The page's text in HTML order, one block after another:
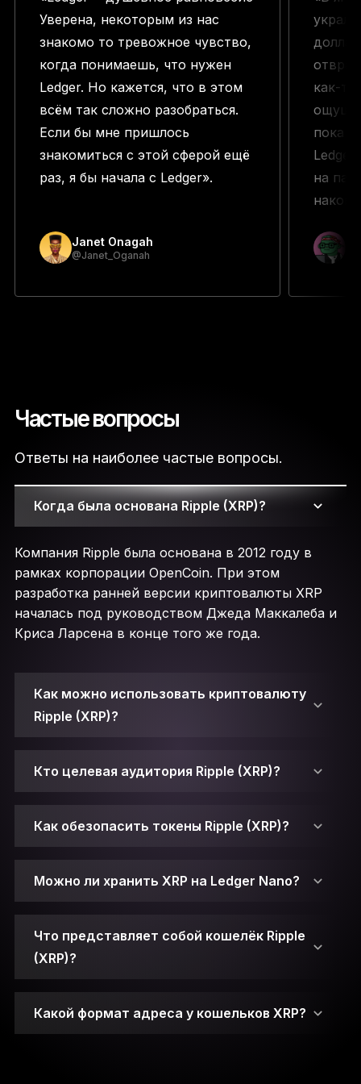
Уверена, некоторым из нас
знакомо то тревожное чувство,
когда понимаешь, что нужен
Ledger. Но кажется, что в этом
всём так сложно разобраться.
Если бы мне пришлось
знакомиться с этой сферой ещё
раз, я бы начала с Ledger».
Janet Onagah
@Janet_Oganah
как-то
пока
на
Частые вопросы
Ответы на наиболее частые вопросы.
Когда была основана Ripple (XRP)?
Компания Ripple была основана в 2012 году в
рамках корпорации OpenCoin. При этом
разработка ранней версии криптовалюты XRP
началась под руководством Джеда Маккалеба и
Криса Ларсена в конце того же года.
Как можно использовать криптовалюту
Ripple (XRP)?
Кто целевая аудитория Ripple (XRP)?
Как обезопасить токены Ripple (XRP)?
который можно отправлять другим людям,
чтобы проводить криптовалютные
транзакции.
Одновременно с этим есть и приватный
Можно ли хранить XRP на Ledger Nano?
Что представляет собой кошелёк Ripple
(XRP)?
Какой формат адреса у кошельков XRP?